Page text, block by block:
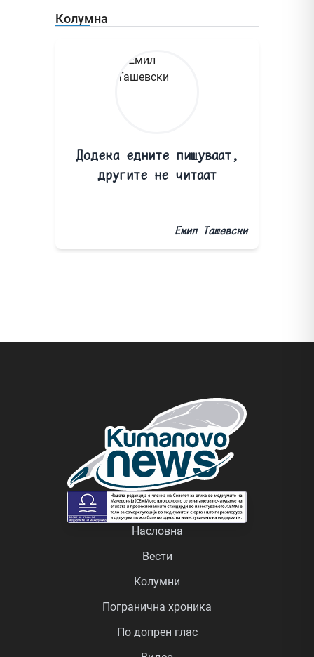
Колумна
Додека едните пишуваат,
другите не читаат
Емил Ташевски
Насловна
Вести
Колумни
Погранична хроника
По допрен глас